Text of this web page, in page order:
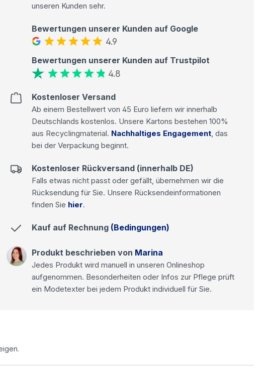
unseren Kunden sehr.
Bewertungen unserer Kunden auf Google
4.9
Bewertungen unserer Kunden auf Trustpilot
4.8
Kostenloser Versand
Ab einem Bestellwert von 45 Euro liefern wir innerhalb
Deutschlands kostenlos. Unsere Kartons bestehen 100%
aus Recyclingmaterial. Nachhaltiges Engagement, das
bei der Verpackung beginnt.
Kostenloser Rückversand (innerhalb DE)
Falls etwas nicht passt oder gefällt, übernehmen wir die
Rücksendung für Sie. Unsere Rücksendeinformationen
finden Sie hier.
Kauf auf Rechnung (Bedingungen)
Produkt beschrieben von Marina
Jedes Produkt wird manuell in unseren Onlineshop
aufgenommen. Besonderheiten oder Infos zur Pflege prüft
ein Modetexter bei jedem Produkt individuell für Sie.